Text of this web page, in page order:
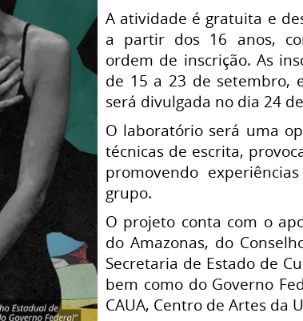
A atividade é gratuita e
a partir dos 16 anos,
ordem de inscrição. As
de 15 a 23 de setembro,
será divulgada no dia 24
O laboratório será uma
técnicas de escrita,
promovendo
grupo.
O projeto conta com o
do Amazonas, do
Secretaria de Estado de
bem como do Governo
CAUA, Centro de Artes da